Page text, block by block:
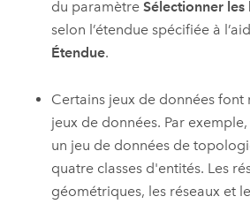
du paramètreSélectionner les
selon l’étendue spécifiée à
Étendue.
Certains jeux de données font
jeux de données. Par
un jeu de données de
quatre classes d'entités. Les
géométriques, les réseaux et